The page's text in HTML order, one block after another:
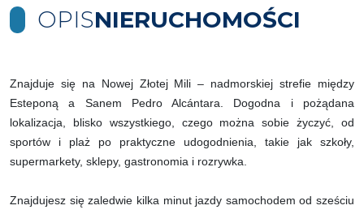
OPISNIERUCHOMOŚCI
Znajduje się na Nowej Złotej Mili – nadmorskiej strefie między
Esteponą a Sanem Pedro Alcántara. Dogodna i pożądana
lokalizacja, blisko wszystkiego, czego można sobie życzyć, od
sportów i plaż po praktyczne udogodnienia, takie jak szkoły,
supermarkety, sklepy, gastronomia i rozrywka.
Znajdujesz się zaledwie kilka minut jazdy samochodem od sześciu